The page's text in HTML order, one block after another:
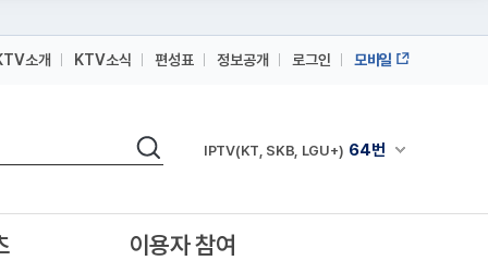
소개 KTV소식 편성표 정보공개 로그인 모바일
검색 채널안내 펼쳐
IPTV(KT, SKB, LGU+) 64번
IPTV(KT, SKB, LGU+)
이용자 참여